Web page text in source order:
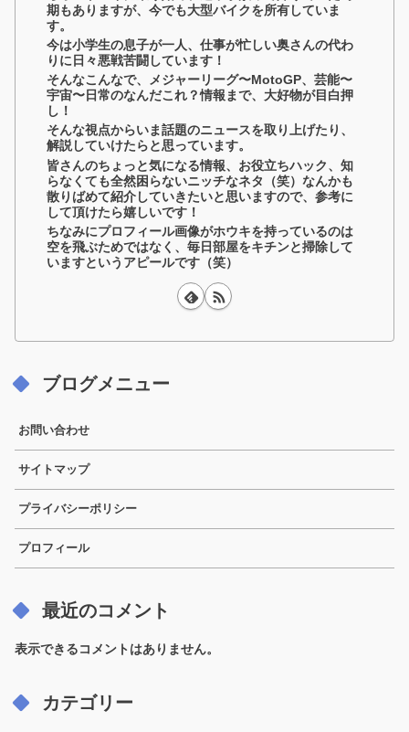
期もありますが、今でも大型バイクを所有していま
す。
今は小学生の息子が一人、仕事が忙しい奥さんの代わ
りに日々悪戦苦闘しています！
そんなこんなで、メジャーリーグ〜MotoGP、芸能〜
宇宙〜日常のなんだこれ？情報まで、大好物が目白押
し！
そんな視点からいま話題のニュースを取り上げたり、
解説していけたらと思っています。
皆さんのちょっと気になる情報、お役立ちハック、知
らなくても全然困らないニッチなネタ（笑）なんかも
散りばめて紹介していきたいと思いますので、参考に
して頂けたら嬉しいです！
ちなみにプロフィール画像がホウキを持っているのは
空を飛ぶためではなく、毎日部屋をキチンと掃除して
いますというアピールです（笑）
ブログメニュー
お問い合わせ
サイトマップ
プライバシーポリシー
プロフィール
最近のコメント
表示できるコメントはありません。
カテゴリー